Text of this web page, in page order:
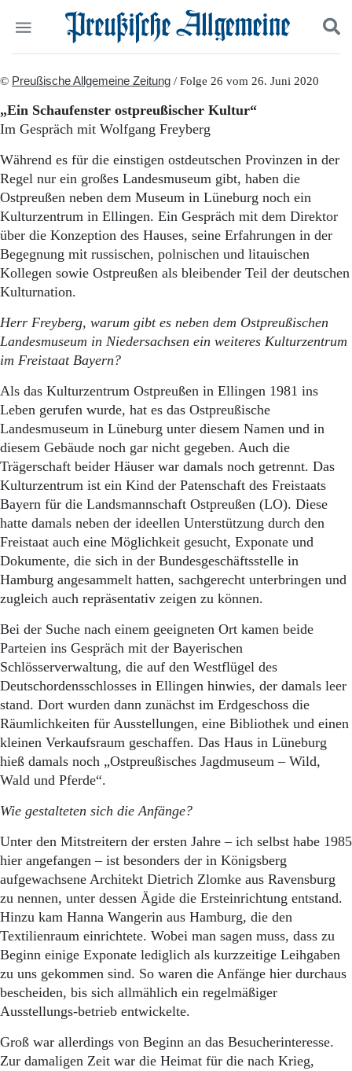
Start
Wer wir sind
Abonnent werden
Abo Prämien
Archiv
Mediadaten
Politik
Wirtschaft
Panorama
Gesellschaft
Leben
Geschichte
Ostpreußen
Pommern
Berlin-Brandenburg
Schlesien
Danzig und Westpreußen
Kontakt
Impressum
Datenschutz
Suchen und finden
© Preußische Allgemeine Zeitung / Folge 26 vom 26. Juni 2020
„Ein Schaufenster ostpreußischer Kultur“
Im Gespräch mit Wolfgang Freyberg
Während es für die einstigen ostdeutschen Provinzen in der
Regel nur ein großes Landesmuseum gibt, haben die
Ostpreußen neben dem Museum in Lüneburg noch ein
Kulturzentrum in Ellingen. Ein Gespräch mit dem Direktor
über die Konzeption des Hauses, seine Erfahrungen in der
Begegnung mit russischen, polnischen und litauischen
Kollegen sowie Ostpreußen als bleibender Teil der deutschen
Kulturnation.
Herr Freyberg, warum gibt es neben dem Ostpreußischen
Landesmuseum in Niedersachsen ein weiteres Kulturzentrum
im Freistaat Bayern?
Als das Kulturzentrum Ostpreußen in Ellingen 1981 ins
Leben gerufen wurde, hat es das Ostpreußische
Landesmuseum in Lüneburg unter diesem Namen und in
diesem Gebäude noch gar nicht gegeben. Auch die
Trägerschaft beider Häuser war damals noch getrennt. Das
Kulturzentrum ist ein Kind der Patenschaft des Freistaats
Bayern für die Landsmannschaft Ostpreußen (LO). Diese
hatte damals neben der ideellen Unterstützung durch den
Freistaat auch eine Möglichkeit gesucht, Exponate und
Dokumente, die sich in der Bundesgeschäftsstelle in
Hamburg angesammelt hatten, sachgerecht unterbringen und
zugleich auch repräsentativ zeigen zu können.
Bei der Suche nach einem geeigneten Ort kamen beide
Parteien ins Gespräch mit der Bayerischen
Schlösserverwaltung, die auf den Westflügel des
Deutschordensschlosses in Ellingen hinwies, der damals leer
stand. Dort wurden dann zunächst im Erdgeschoss die
Räumlichkeiten für Ausstellungen, eine Bibliothek und einen
kleinen Verkaufsraum geschaffen. Das Haus in Lüneburg
hieß damals noch „Ostpreußisches Jagdmuseum – Wild,
Wald und Pferde“.
Wie gestalteten sich die Anfänge?
Unter den Mitstreitern der ersten Jahre – ich selbst habe 1985
hier angefangen – ist besonders der in Königsberg
aufgewachsene Architekt Dietrich Zlomke aus Ravensburg
zu nennen, unter dessen Ägide die Ersteinrichtung entstand.
Hinzu kam Hanna Wangerin aus Hamburg, die den
Textilienraum einrichtete. Wobei man sagen muss, dass zu
Beginn einige Exponate lediglich als kurzzeitige Leihgaben
zu uns gekommen sind. So waren die Anfänge hier durchaus
bescheiden, bis sich allmählich ein regelmäßiger
Ausstellungs-betrieb entwickelte.
Groß war allerdings von Beginn an das Besucherinteresse.
Zur damaligen Zeit war die Heimat für die nach Krieg,